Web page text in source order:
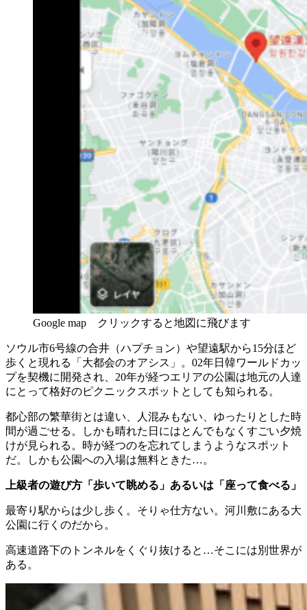
Google map クリックすると地図に飛びます
ソウル市6号線の合井（ハプチョン）や望遠駅から15分ほど
歩くと現れる「大都会のオアシス」。02年日韓ワールドカッ
プを契機に開発され、20年が経つエリアの公園は地元の人達
にとって格好のピクニックスポットとしても知られる。
都心部の繁華街とは違い、人混みもない、ゆったりとした時
間が過ごせる。しかも晴れた日にはとんでもなくすごい夕焼
けが見られる。時が経つのを忘れてしまうようなスポット
だ。しかも公園への入場は無料ときた…。
上級者の遊び方「歩いて眺める」あるいは「座って食べる」
最寄り駅からは少し歩く。そりゃ仕方ない。河川敷にある大
公園に行くのだから。
高速道路下のトンネルをくぐり抜けると…そこには別世界が
ある。